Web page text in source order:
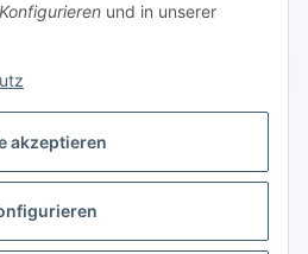
akzeptieren
Konfigurieren und in unserer
widerrufen
** siehe Lieferbedingungen, zzgl.